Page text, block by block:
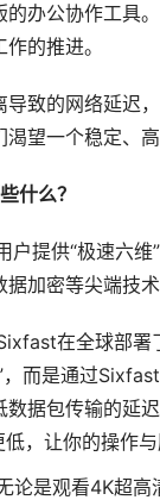
办公协作工具
的推进。
致的网络延迟
渴望一个稳定、
什么？
提供“极速六
加密等尖端技
在全球部署
而是通过
数据包传输的延
，让你的操作
论是观看4K超高